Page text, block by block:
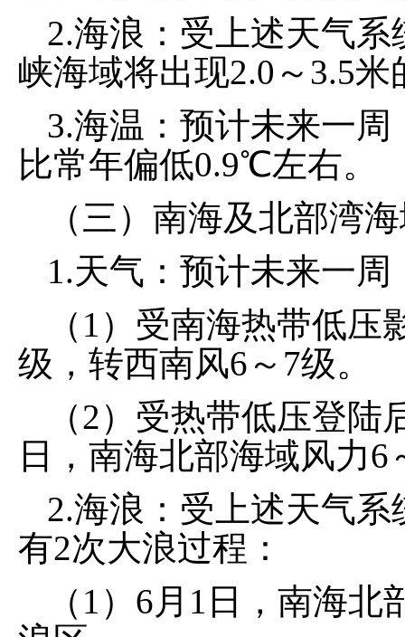
2.海浪：受上述天气
峡海域将出现2.0～3.5
3.海温：预计未来一
比常年偏低0.9℃左右。
（三）南海及北部湾
1.天气：预计未来一
（1）受南海热带低
级，转西南风6～7级。
（2）受热带低压登
日，南海北部海域风力6
2.海浪：受上述天气
有2次大浪过程：
（1）6月1日，南海